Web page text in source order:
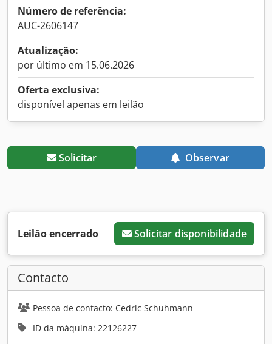
Número de referência:
AUC-2606147
Atualização:
por último em 15.06.2026
Oferta exclusiva:
disponível apenas em leilão
Solicitar Observar
Leilão encerrado Solicitar disponibilidade
Contacto
Pessoa de contacto: Cedric Schuhmann
ID da máquina: 22126227